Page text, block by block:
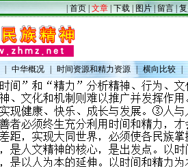
|首页|文章|下载| 图片|留言|
中华概况 时间资源和精力资源 | 横向比较